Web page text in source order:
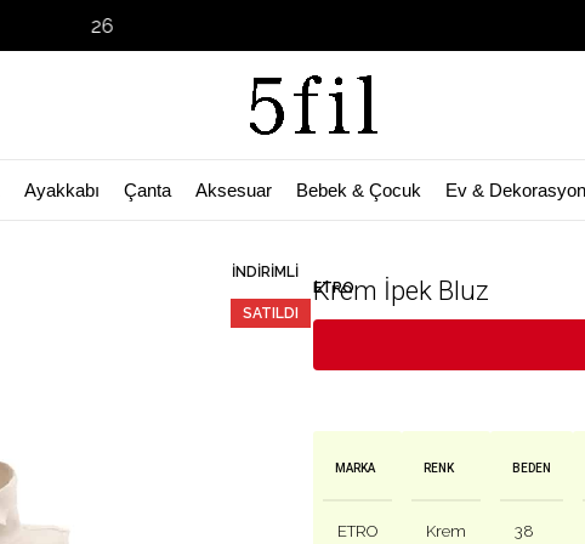
Ayakkabı Çanta Aksesuar Bebek & Çocuk Ev & Dekorasyon
İNDIRIMLI
SATILDI
ETRO
Krem İpek Bluz
MARKA
ETRO
RENK
Krem
BEDEN
38